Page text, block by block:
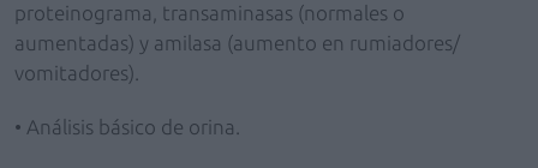
proteinograma, transaminasas (normales o
aumentadas) y amilasa (aumento en rumiadores/
vomitadores).
• Análisis básico de orina.